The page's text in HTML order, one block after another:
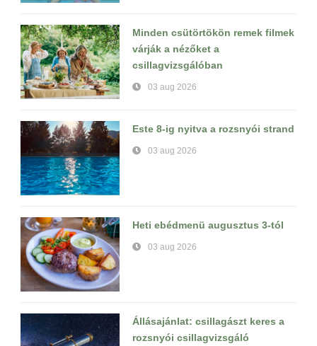
Minden csütörtökön remek filmek
várják a nézőket a
csillagvizsgálóban
03 aug 2026
Este 8-ig nyitva a rozsnyói strand
03 aug 2026
Heti ebédmenü augusztus 3-tól
03 aug 2026
Állásajánlat: csillagászt keres a
rozsnyói csillagvizsgáló